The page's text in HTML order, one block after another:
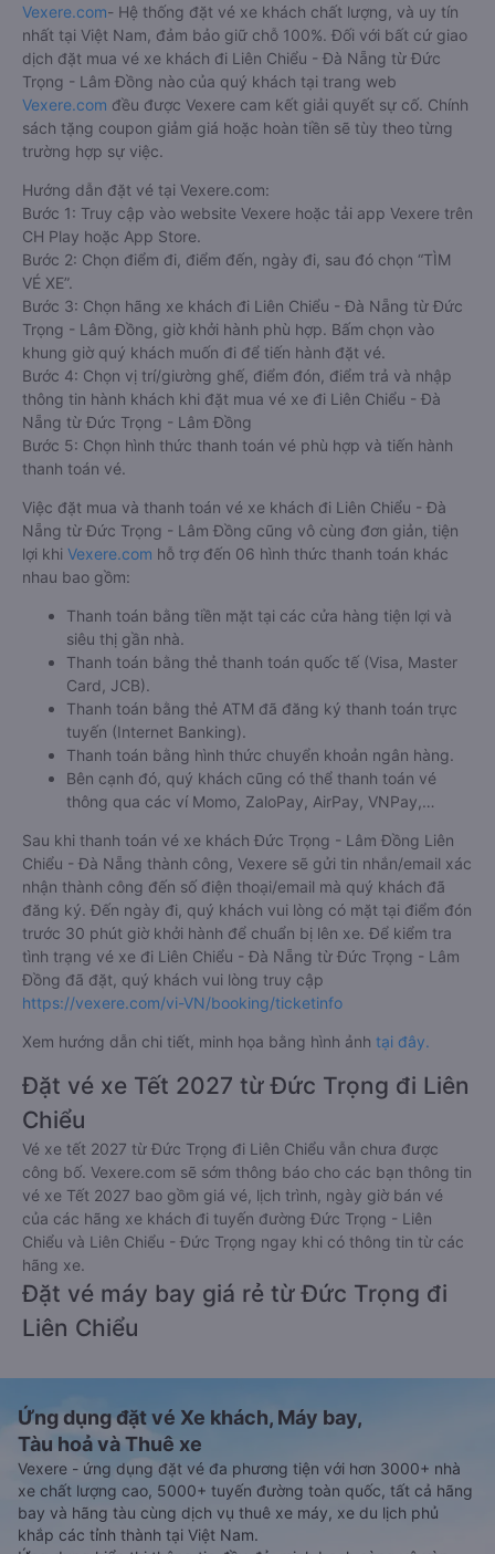
Vexere.com- Hệ thống đặt vé xe khách chất lượng, và uy tín
nhất tại Việt Nam, đảm bảo giữ chỗ 100%. Đối với bất cứ giao
dịch đặt mua vé xe khách đi Liên Chiểu - Đà Nẵng từ Đức
Trọng - Lâm Đồng nào của quý khách tại trang web
Vexere.com đều được Vexere cam kết giải quyết sự cố. Chính
sách tặng coupon giảm giá hoặc hoàn tiền sẽ tùy theo từng
trường hợp sự việc.
Hướng dẫn đặt vé tại Vexere.com:
Bước 1: Truy cập vào website Vexere hoặc tải app Vexere trên
CH Play hoặc App Store.
Bước 2: Chọn điểm đi, điểm đến, ngày đi, sau đó chọn “TÌM
VÉ XE”.
Bước 3: Chọn hãng xe khách đi Liên Chiểu - Đà Nẵng từ Đức
Trọng - Lâm Đồng, giờ khởi hành phù hợp. Bấm chọn vào
khung giờ quý khách muốn đi để tiến hành đặt vé.
Bước 4: Chọn vị trí/giường ghế, điểm đón, điểm trả và nhập
thông tin hành khách khi đặt mua vé xe đi Liên Chiểu - Đà
Nẵng từ Đức Trọng - Lâm Đồng
Bước 5: Chọn hình thức thanh toán vé phù hợp và tiến hành
thanh toán vé.
Việc đặt mua và thanh toán vé xe khách đi Liên Chiểu - Đà
Nẵng từ Đức Trọng - Lâm Đồng cũng vô cùng đơn giản, tiện
lợi khi Vexere.com hỗ trợ đến 06 hình thức thanh toán khác
nhau bao gồm:
Thanh toán bằng tiền mặt tại các cửa hàng tiện lợi và
siêu thị gần nhà.
Thanh toán bằng thẻ thanh toán quốc tế (Visa, Master
Card, JCB).
Thanh toán bằng thẻ ATM đã đăng ký thanh toán trực
tuyến (Internet Banking).
Thanh toán bằng hình thức chuyển khoản ngân hàng.
Bên cạnh đó, quý khách cũng có thể thanh toán vé
thông qua các ví Momo, ZaloPay, AirPay, VNPay,…
Sau khi thanh toán vé xe khách Đức Trọng - Lâm Đồng Liên
Chiểu - Đà Nẵng thành công, Vexere sẽ gửi tin nhắn/email xác
nhận thành công đến số điện thoại/email mà quý khách đã
đăng ký. Đến ngày đi, quý khách vui lòng có mặt tại điểm đón
trước 30 phút giờ khởi hành để chuẩn bị lên xe. Để kiểm tra
tình trạng vé xe đi Liên Chiểu - Đà Nẵng từ Đức Trọng - Lâm
Đồng đã đặt, quý khách vui lòng truy cập
https://vexere.com/vi-VN/booking/ticketinfo
Xem hướng dẫn chi tiết, minh họa bằng hình ảnh tại đây.
Đặt vé xe Tết 2027 từ Đức Trọng đi Liên
Chiểu
Vé xe tết 2027 từ Đức Trọng đi Liên Chiểu vẫn chưa được
công bố. Vexere.com sẽ sớm thông báo cho các bạn thông tin
vé xe Tết 2027 bao gồm giá vé, lịch trình, ngày giờ bán vé
của các hãng xe khách đi tuyến đường Đức Trọng - Liên
Chiểu và Liên Chiểu - Đức Trọng ngay khi có thông tin từ các
hãng xe.
Đặt vé máy bay giá rẻ từ Đức Trọng đi
Liên Chiểu
Ứng dụng đặt vé Xe khách, Máy bay,
Tàu hoả và Thuê xe
Vexere - ứng dụng đặt vé đa phương tiện với hơn 3000+ nhà
xe chất lượng cao, 5000+ tuyến đường toàn quốc, tất cả hãng
bay và hãng tàu cùng dịch vụ thuê xe máy, xe du lịch phủ
khắp các tỉnh thành tại Việt Nam.